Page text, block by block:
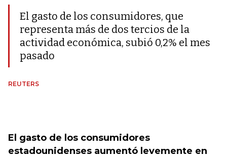
El gasto de los consumidores, que
representa más de dos tercios de la
actividad económica, subió 0,2% el mes
pasado
REUTERS
El gasto de los consumidores
estadounidenses aumentó levemente en